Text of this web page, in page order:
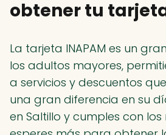
obtener tu
La tarjeta INAPAM es un
los adultos mayores,
a servicios y descuentos
una gran diferencia en su
en Saltillo y cumples con los